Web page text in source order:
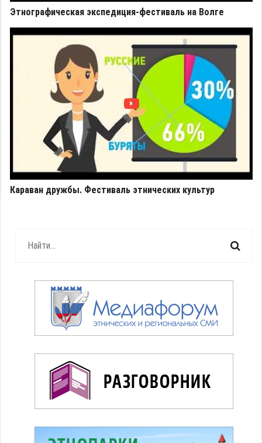
Этнографическая экспедиция-фестиваль на Волге
Караван дружбы. Фестиваль этнических культур